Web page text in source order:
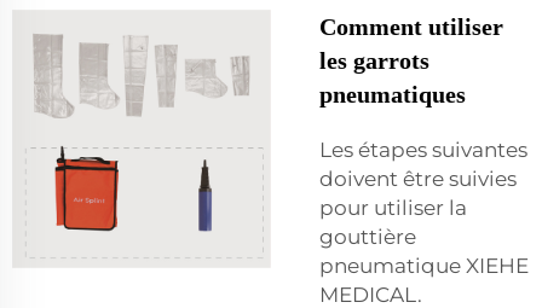
Comment utiliser
les garrots
pneumatiques
Les étapes suivantes
doivent être suivies
pour utiliser la
gouttière
pneumatique XIEHE
MEDICAL.